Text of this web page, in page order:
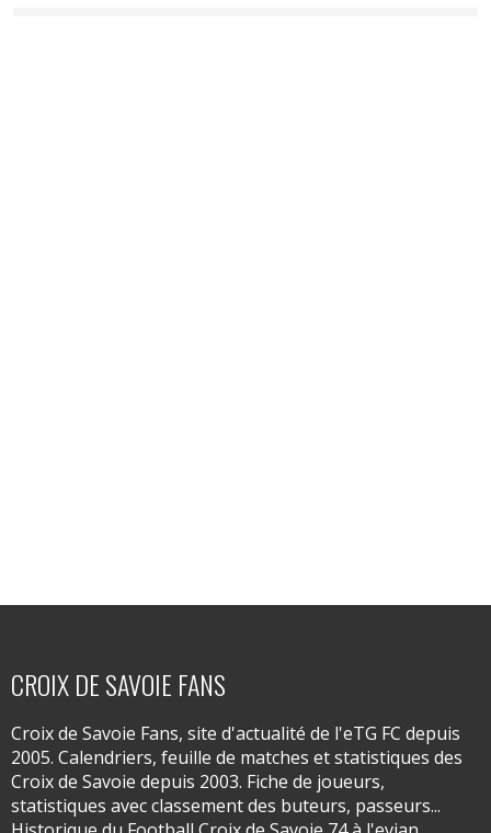
CROIX DE SAVOIE FANS
Croix de Savoie Fans, site d'actualité de l'eTG FC depuis
2005. Calendriers, feuille de matches et statistiques des
Croix de Savoie depuis 2003. Fiche de joueurs,
statistiques avec classement des buteurs, passeurs...